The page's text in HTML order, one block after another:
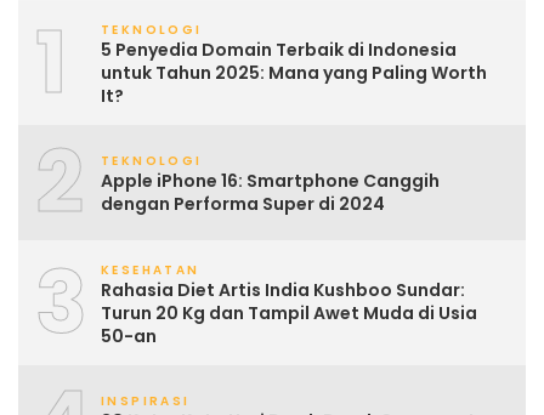
1 TEKNOLOGI
5 Penyedia Domain Terbaik di Indonesia
untuk Tahun 2025: Mana yang Paling Worth
It?
2 TEKNOLOGI
Apple iPhone 16: Smartphone Canggih
dengan Performa Super di 2024
3 KESEHATAN
Rahasia Diet Artis India Kushboo Sundar:
Turun 20 Kg dan Tampil Awet Muda di Usia
50-an
INSPIRASI